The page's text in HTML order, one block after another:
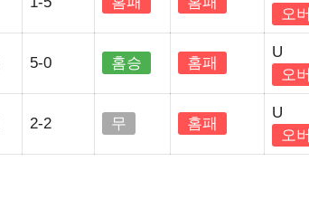
오버
5-0 홈승 홈패
U
오버
2-2 무 홈패
U
오버